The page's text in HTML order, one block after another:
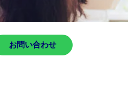
お問い合わせ